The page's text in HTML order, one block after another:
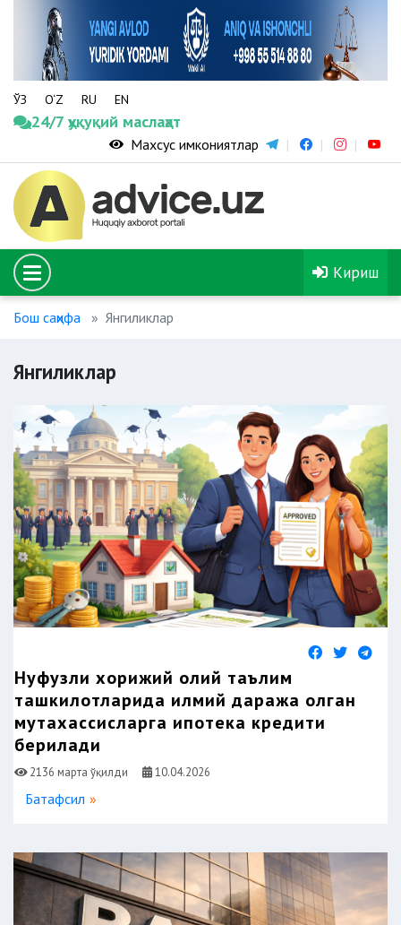
ЎЗ O‘Z RU EN
24/7 ҳуқуқий маслаҳат
Махсус имкониятлар
Кириш
Бош саҳифа Янгиликлар
Янгиликлар
Нуфузли хорижий олий таълим
ташкилотларида илмий даража олган
мутахассисларга ипотека кредити
берилади
2136 марта ўқилди 10.04.2026
Батафсил